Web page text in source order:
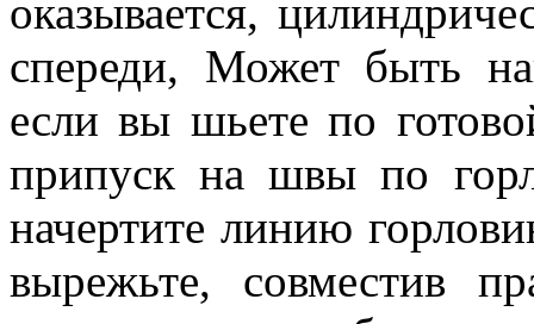
оказывается,
спереди, Может быть
если вы шьете по
припуск на швы по
начертите линию
вырежьте, совместив